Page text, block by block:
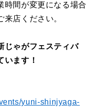
間が変更になる場合
店ください。
じゃがフェスティバ
います！
yuni-shinjyaga-